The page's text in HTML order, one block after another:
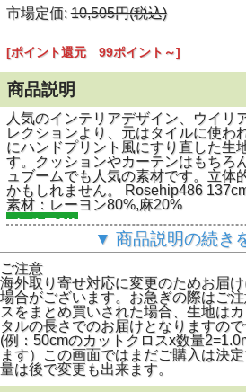
市場定価:10,505円(税込)
[ポイント還元 99ポイント～]
商品説明
人気のインテリアデザイン、ウイリ
レクションより、元はタイルに使わ
にハンドプリント風にすり直した生
す。クッションやカーテンはもちろ
ュブームでも人気の素材です。立体
かもしれません。 Rosehip486
素材：レーヨン80%,麻20%
(配送方法はクリックポストによるメ
便が選べます。規定サイズ外の配送
配送となります。予めご了承下さい。
▼ 商品説明の続き
ご注意
海外取り寄せ対応に変更のためお届
場合がございます。お急ぎの際はご
スをまとめ買いされた場合、生地は
タルの長さでのお届けとなりますので
(例：50cmのカットクロスx数量
ます）この画面ではまだご購入は決
量は後で変更も出来ます。